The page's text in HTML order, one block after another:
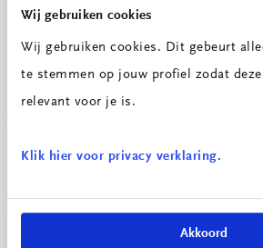
Wij gebruiken cookies
Wij gebruiken cookies. Dit gebeurt
te stemmen op jouw profiel zodat
relevant voor je is.
Klik hier voor privacy verklaring.
Akkoord
Innovatieprojecten School
Technologie & Engineering